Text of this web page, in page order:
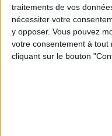
traitements de vos
nécessiter votre
y opposer. Vous pouvez
votre consentement à tout
cliquant sur le bouton
WHY ARE YOU GOING TO